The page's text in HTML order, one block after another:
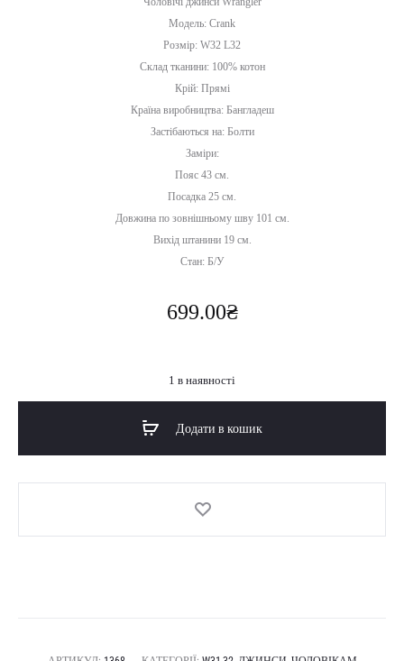
Модель: Crank
Розмір: W32 L32
Склад тканини: 100% котон
Крій: Прямі
Країна виробництва: Бангладеш
Застібаються на: Болти
Заміри:
Пояс 43 см.
Посадка 25 см.
Довжина по зовнішньому шву 101 см.
Вихід штанини 19 см.
Стан: Б/У
699.00₴
1 в наявності
Додати в кошик